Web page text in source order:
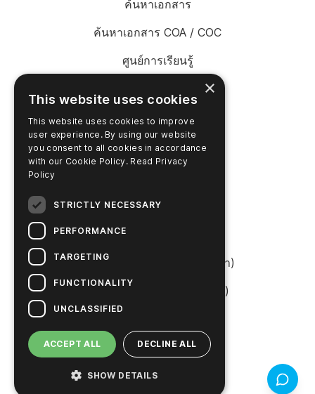
ข้อเสนอ
ค้นหาเอกสาร
ค้นหาเอกสาร COA / COC
ศูนย์การเรียนรู้
ชำระเงินออนไลน์
สินค้าและบริการ
ค้นหาผลิตภัณฑ์
เข้าสู่ระบบ SureTrend
ร้านค้าออนไลน์ (สหรัฐอเมริกา)
ร้านค้าออนไลน์ (ออสเตรเลีย)
เกี่ยวกับบริษัท
ติดต่อเรา
ร่วมงานกับเรา
×
This website uses cookies
This website uses cookies to improve
user experience. By using our website
you consent to all cookies in accordance
with our Cookie Policy. Read Privacy
Policy
STRICTLY NECESSARY
PERFORMANCE
TARGETING
FUNCTIONALITY
UNCLASSIFIED
ACCEPT ALL DECLINE ALL
SHOW DETAILS